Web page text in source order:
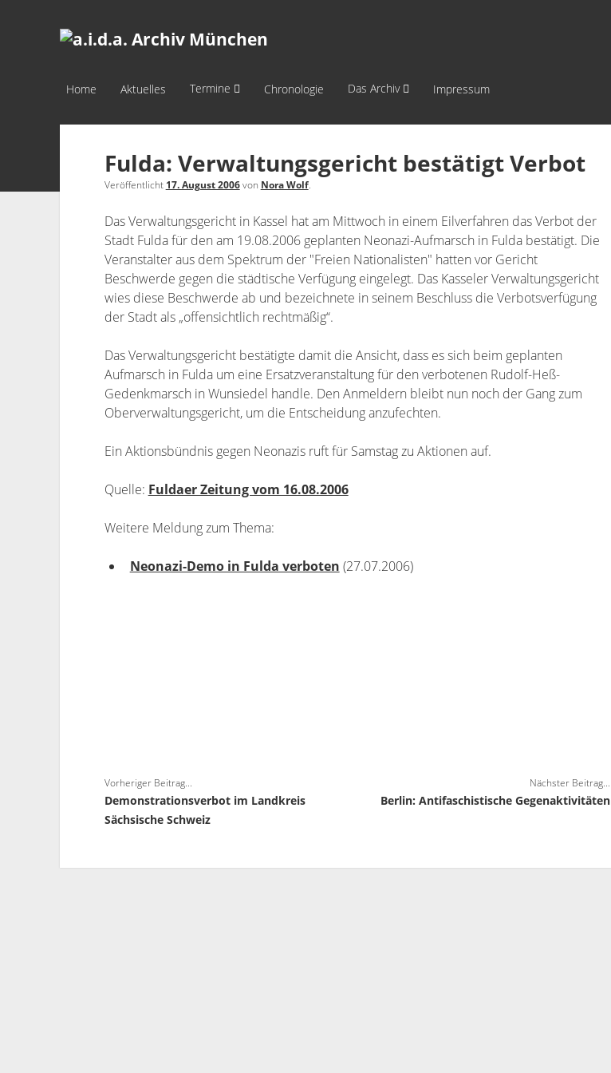
a.i.d.a.
München
Home Aktuelles Termine Chronologie Das Archiv Impressum
Fulda: Verwaltungsgericht bestätigt Verbot
Veröffentlicht 17. August 2006von Nora Wolf.
Das Verwaltungsgericht in Kassel hat am Mittwoch in einem Eilverfahren das Verbot der
Stadt Fulda für den am 19.08.2006 geplanten Neonazi-Aufmarsch in Fulda bestätigt. Die
Veranstalter aus dem Spektrum der "Freien Nationalisten" hatten vor Gericht
Beschwerde gegen die städtische Verfügung eingelegt. Das Kasseler Verwaltungsgericht
wies diese Beschwerde ab und bezeichnete in seinem Beschluss die Verbotsverfügung
der Stadt als „offensichtlich rechtmäßig“.
Das Verwaltungsgericht bestätigte damit die Ansicht, dass es sich beim geplanten
Aufmarsch in Fulda um eine Ersatzveranstaltung für den verbotenen Rudolf-Heß-
Gedenkmarsch in Wunsiedel handle. Den Anmeldern bleibt nun noch der Gang zum
Oberverwaltungsgericht, um die Entscheidung anzufechten.
Ein Aktionsbündnis gegen Neonazis ruft für Samstag zu Aktionen auf.
Quelle: Fuldaer Zeitung vom 16.08.2006
Weitere Meldung zum Thema:
Neonazi-Demo in Fulda verboten (27.07.2006)
Vorheriger Beitrag...
Demonstrationsverbot im Landkreis
Sächsische Schweiz
Nächster Beitrag...
Berlin: Antifaschistische Gegenaktivitäten